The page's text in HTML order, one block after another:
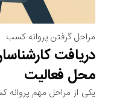
مراحل گرفتن پروانه کسب
دریافت
محل فعالیت
یکی از مراحل مهم پروانه